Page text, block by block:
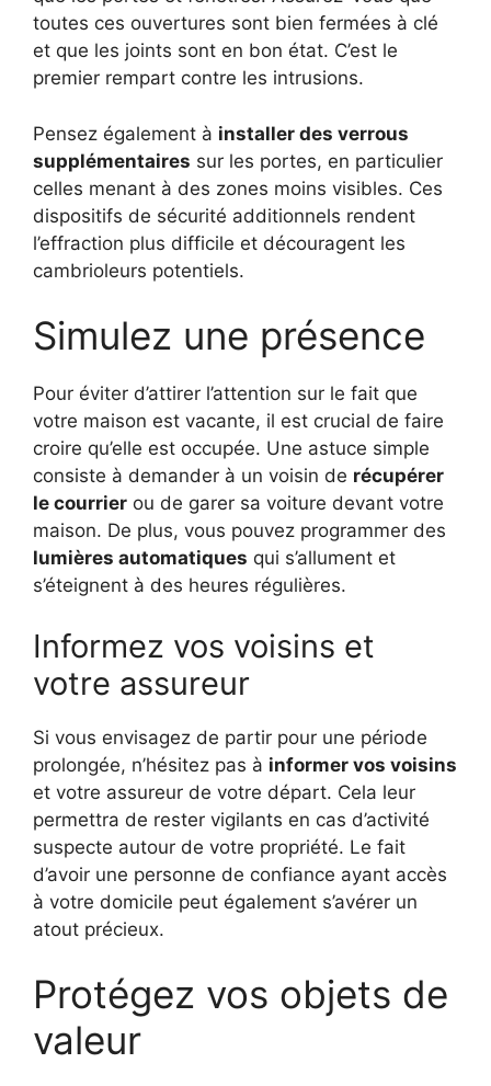
toutes ces ouvertures sont bien fermées à clé
et que les joints sont en bon état. C’est le
premier rempart contre les intrusions.
Pensez également à installer des verrous
supplémentaires sur les portes, en particulier
celles menant à des zones moins visibles. Ces
dispositifs de sécurité additionnels rendent
l’effraction plus difficile et découragent les
cambrioleurs potentiels.
Simulez une présence
Pour éviter d’attirer l’attention sur le fait que
votre maison est vacante, il est crucial de faire
croire qu’elle est occupée. Une astuce simple
consiste à demander à un voisin de récupérer
le courrier ou de garer sa voiture devant votre
maison. De plus, vous pouvez programmer des
lumières automatiques qui s’allument et
s’éteignent à des heures régulières.
Informez vos voisins et
votre assureur
Si vous envisagez de partir pour une période
prolongée, n’hésitez pas à informer vos voisins
et votre assureur de votre départ. Cela leur
permettra de rester vigilants en cas d’activité
suspecte autour de votre propriété. Le fait
d’avoir une personne de confiance ayant accès
à votre domicile peut également s’avérer un
atout précieux.
Protégez vos objets de
valeur